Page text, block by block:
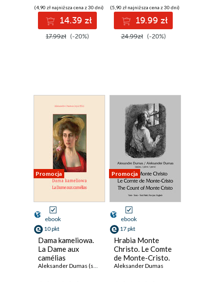
(4,90 zł najniższa cena z 30 dni)
14.39 zł
17.99zł (-20%)
(5,90 zł najniższa cena z 30 dni)
19.99 zł
24.99zł (-20%)
Promocja
ebook
10 pkt
Dama kameliowa.
La Dame aux
camélias
Aleksander Dumas (syn)
Promocja
ebook
17 pkt
Hrabia Monte
Christo. Le Comte
de Monte-Cristo.
The Count of
Aleksander Dumas